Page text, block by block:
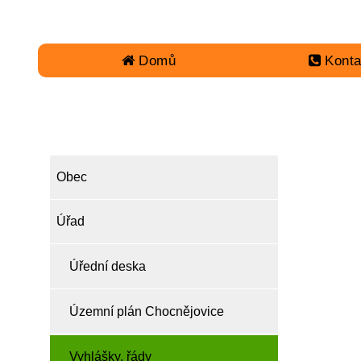
Domů
Obec
Úřad
Úřední deska
Územní plán Chocnějovice
Vyhlášky, řády